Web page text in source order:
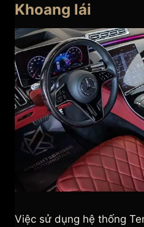
Khoang lái
Việc sử dụng hệ thống